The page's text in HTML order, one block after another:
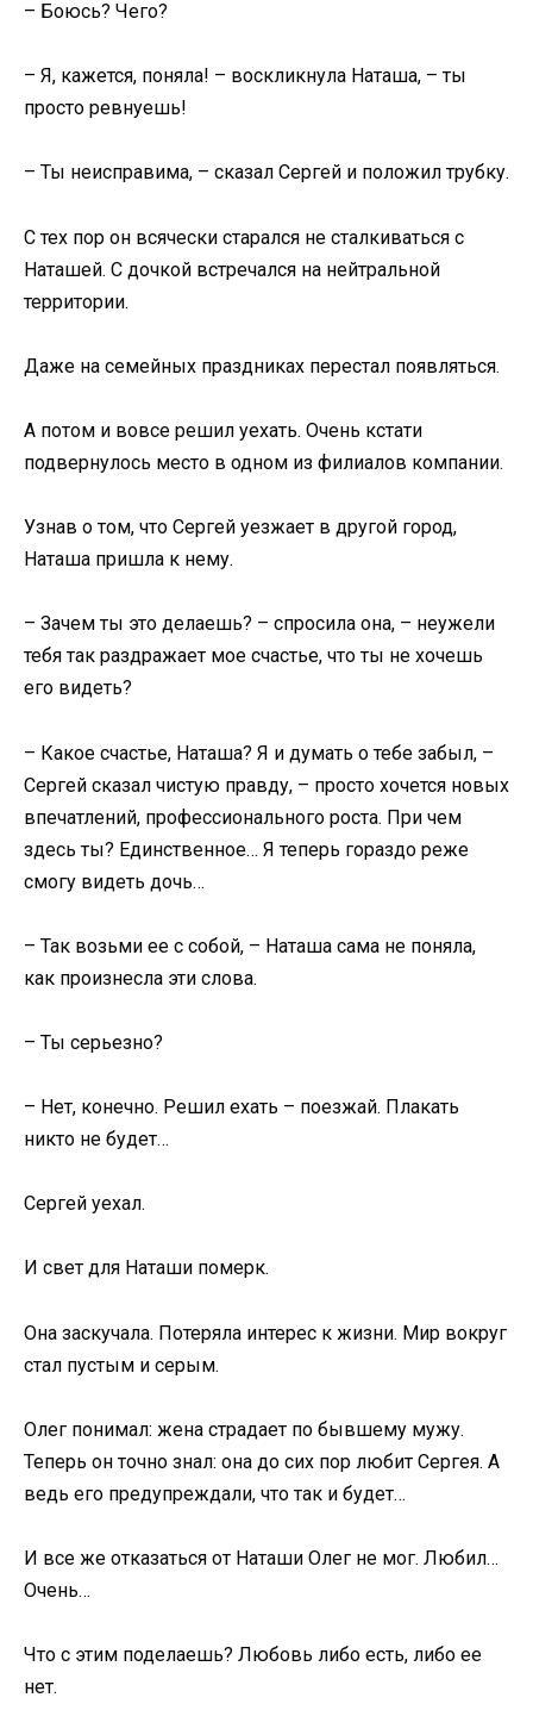
– Боюсь? Чего?
– Я, кажется, поняла! – воскликнула Наташа, – ты
просто ревнуешь!
– Ты неисправима, – сказал Сергей и положил трубку.
С тех пор он всячески старался не сталкиваться с
Наташей. С дочкой встречался на нейтральной
территории.
Даже на семейных праздниках перестал появляться.
А потом и вовсе решил уехать. Очень кстати
подвернулось место в одном из филиалов компании.
Узнав о том, что Сергей уезжает в другой город,
Наташа пришла к нему.
– Зачем ты это делаешь? – спросила она, – неужели
тебя так раздражает мое счастье, что ты не хочешь
его видеть?
– Какое счастье, Наташа? Я и думать о тебе забыл, –
Сергей сказал чистую правду, – просто хочется новых
впечатлений, профессионального роста. При чем
здесь ты? Единственное… Я теперь гораздо реже
смогу видеть дочь…
– Так возьми ее с собой, – Наташа сама не поняла,
как произнесла эти слова.
– Ты серьезно?
– Нет, конечно. Решил ехать – поезжай. Плакать
никто не будет…
Сергей уехал.
И свет для Наташи померк.
Она заскучала. Потеряла интерес к жизни. Мир вокруг
стал пустым и серым.
Олег понимал: жена страдает по бывшему мужу.
Теперь он точно знал: она до сих пор любит Сергея. А
ведь его предупреждали, что так и будет…
И все же отказаться от Наташи Олег не мог. Любил…
Очень…
Что с этим поделаешь? Любовь либо есть, либо ее
нет.